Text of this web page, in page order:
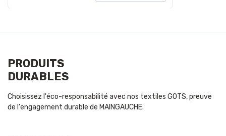
PRODUITS
DURABLES
Choisissez l'éco-responsabilité avec nos textiles GOTS, preuve
de l'engagement durable de MAINGAUCHE.